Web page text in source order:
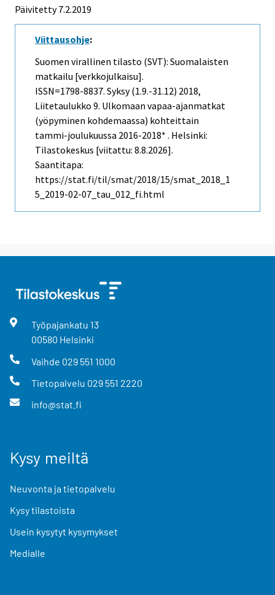
Päivitetty 7.2.2019
Viittausohje:
Suomen virallinen tilasto (SVT): Suomalaisten
matkailu [verkkojulkaisu].
ISSN=1798-8837. Syksy (1.9.-31.12) 2018,
Liitetaulukko 9. Ulkomaan vapaa-ajanmatkat
(yöpyminen kohdemaassa) kohteittain
tammi-joulukuussa 2016-2018* . Helsinki:
Tilastokeskus [viitattu: 8.8.2026].
Saantitapa:
https://stat.fi/til/smat/2018/15/smat_2018_1
5_2019-02-07_tau_012_fi.html
Työpajankatu 13
00580 Helsinki
Vaihde 029 551 1000
Tietopalvelu 029 551 2220
info@stat.fi
Kysy meiltä
Neuvonta ja tietopalvelu
Kysy tilastoista
Usein kysytyt kysymykset
Medialle